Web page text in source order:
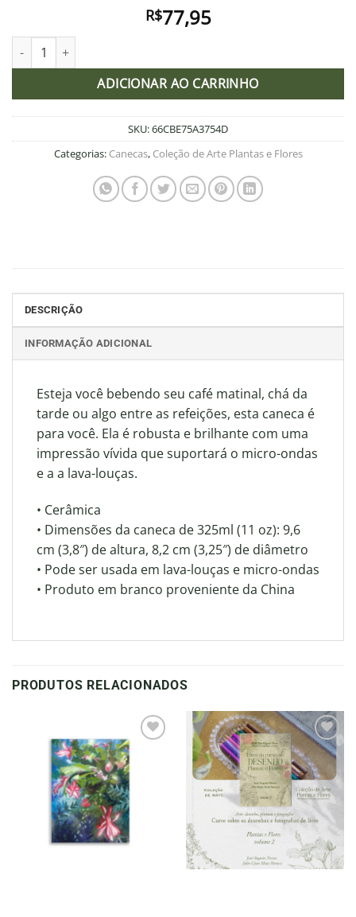
R$77,95
Caneca - Flores encantadoras quantidade
ADICIONAR AO CARRINHO
SKU:66CBE75A3754D
Categorias: Canecas, Coleção de Arte Plantas e Flores
DESCRIÇÃO
INFORMAÇÃO ADICIONAL
Esteja você bebendo seu café matinal, chá da
tarde ou algo entre as refeições, esta caneca é
para você. Ela é robusta e brilhante com uma
impressão vívida que suportará o micro-ondas
e a a lava-louças.
• Cerâmica
• Dimensões da caneca de 325ml (11 oz): 9,6
cm (3,8″) de altura, 8,2 cm (3,25″) de diâmetro
• Pode ser usada em lava-louças e micro-ondas
• Produto em branco proveniente da China
PRODUTOS RELACIONADOS
Adicionar
à lista de
desejos
Adicionar
à lista de
desejos